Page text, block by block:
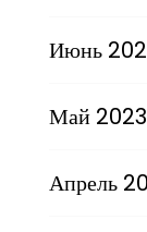
Июнь
Май 2023
Апрель